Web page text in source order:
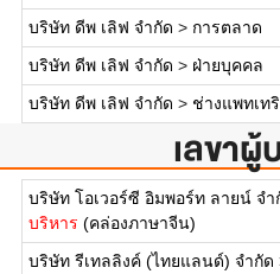
บริษัท ดีพ เลิฟ จำกัด > การตลาด
บริษัท ดีพ เลิฟ จำกัด > ฝ่ายบุคคล
บริษัท ดีพ เลิฟ จำกัด > ช่างแพทเท
เลขาผู้
บริษัท โอเวอร์ซี อิมพอร์ท ลายน์ จำ
บริหาร (คล่องภาษาจีน)
บริษัท รีเทลลิงค์ (ไทยแลนด์) จำกัด